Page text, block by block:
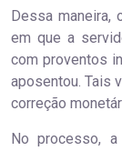
Dessa
em que a
com proventos
aposentou. Tais
correção
No processo,